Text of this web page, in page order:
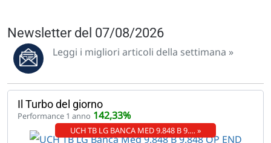
Newsletter del 07/08/2026
Leggi i migliori articoli della settimana »
Il Turbo del giorno
Performance 1 anno 142,33%
UCH TB LG BANCA MED 9.848 B 9.… »